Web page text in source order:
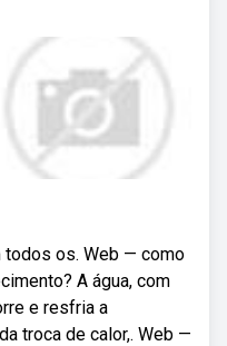
todos os. Web — como
A água, com
e resfria a
troca de calor,. Web —